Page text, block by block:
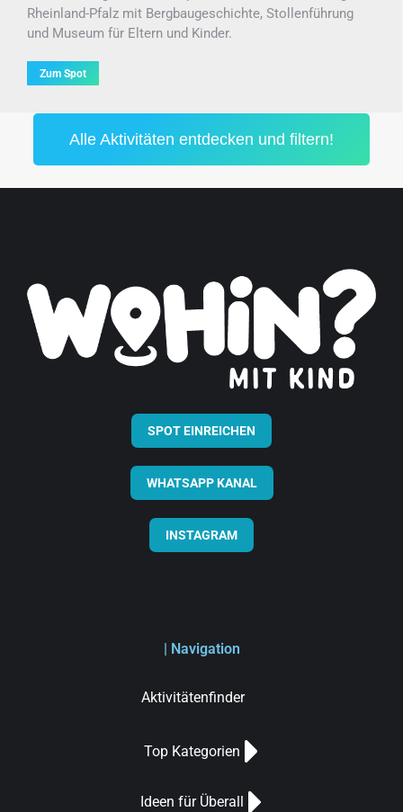
Rheinland-Pfalz mit Bergbaugeschichte, Stollenführung
und Museum für Eltern und Kinder.
Zum Spot
Alle Aktivitäten entdecken und filtern!
SPOT EINREICHEN
WHATSAPP KANAL
INSTAGRAM
| Navigation
Aktivitätenfinder
Top Kategorien
Ideen für Überall